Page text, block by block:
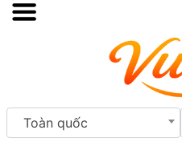
Toàn quốc